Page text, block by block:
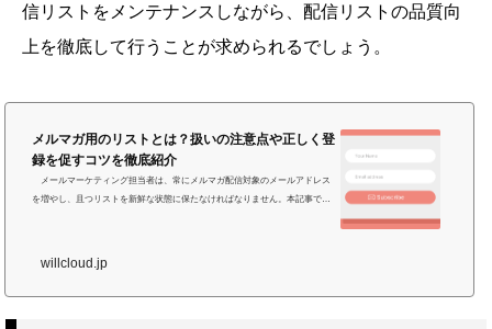
信リストをメンテナンスしながら、配信リストの品質向
上を徹底して行うことが求められるでしょう。
メルマガ用のリストとは？扱いの注意点や正しく登
録を促すコツを徹底紹介
メールマーケティング担当者は、常にメルマガ配信対象のメールアドレス
を増やし、且つリストを新鮮な状態に保たなければなりません。本記事で
willcloud.jp